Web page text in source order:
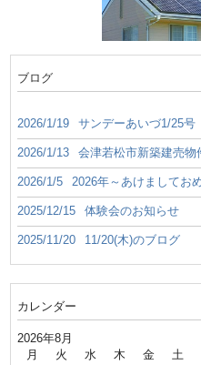
ブログ
2026/1/19 サンデーあいづ1/25号
2026/1/13 会津若松市新築建売物
2026/1/5 2026年～あけましてお
2025/12/15 体験会のお知らせ
2025/11/20 11/20(木)のブログ
カレンダー
2026年8月
月 火 水 木 金 土